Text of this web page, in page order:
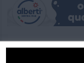
Casa del Mutilato di
collaborazione con